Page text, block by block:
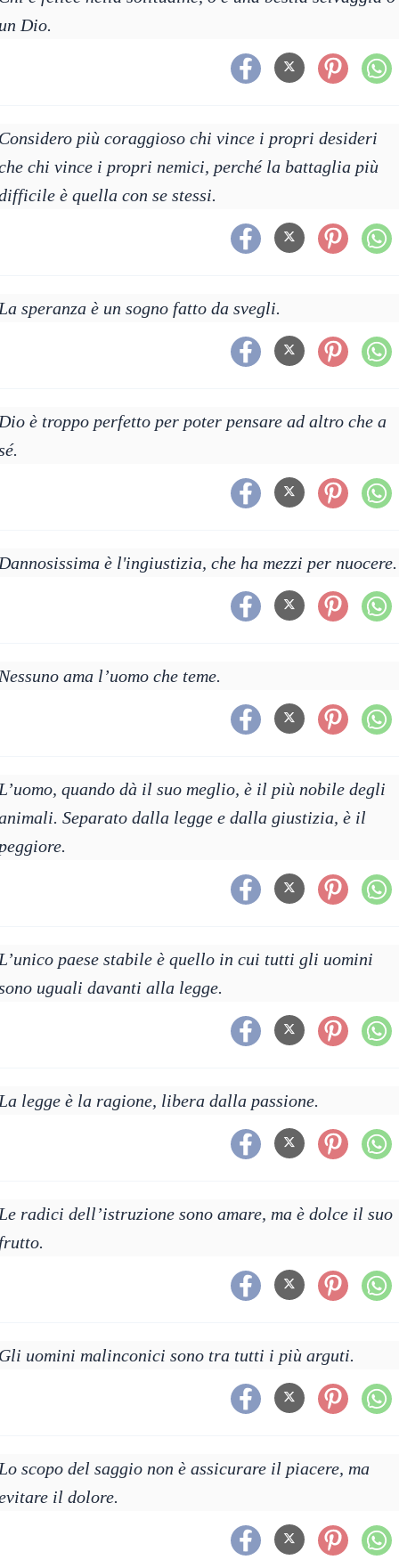
Dio.
più coraggioso chi vince i propri desideri
chi vince i propri nemici, perché la battaglia più
è quella con se stessi.
speranza è un sogno fatto da svegli.
è troppo perfetto per poter pensare ad altro che a
è l'ingiustizia, che ha mezzi per nuocere.
ama l’uomo che teme.
quando dà il suo meglio, è il più nobile degli
Separato dalla legge e dalla giustizia, è il
paese stabile è quello in cui tutti gli uomini
uguali davanti alla legge.
legge è la ragione, libera dalla passione.
radici dell’istruzione sono amare, ma è dolce il suo
uomini malinconici sono tra tutti i più arguti.
scopo del saggio non è assicurare il piacere, ma
il dolore.